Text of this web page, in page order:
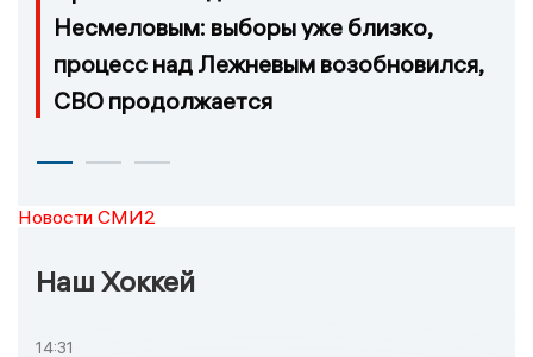
Несмеловым: выборы уже близко,
процесс над Лежневым возобновился,
СВО продолжается
Новости СМИ2
Наш Хоккей
14:31